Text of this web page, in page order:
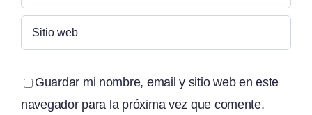
Guardar mi nombre, email y sitio web en este
navegador para la próxima vez que comente.